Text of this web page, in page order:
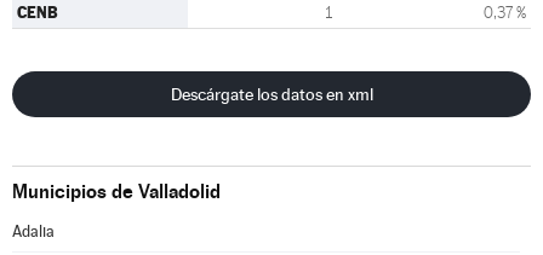
CENB 1 0,37 %
Descárgate los datos en xml
Municipios de Valladolid
Adalia